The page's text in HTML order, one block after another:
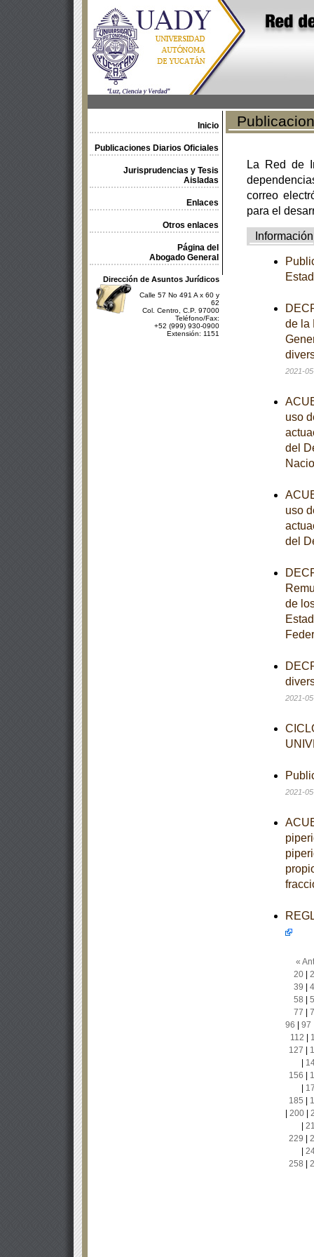
Inicio
Publicaciones Diarios Oficiales
Jurisprudencias y Tesis
Aisladas
Enlaces
Otros enlaces
Página del
Abogado General
Dirección de Asuntos Jurídicos
Calle 57 No 491 A x 60 y
62
Col. Centro, C.P. 97000
Teléfono/Fax:
+52 (999) 930-0900
Extensión: 1151
La Red de
correo
para el
Información
de la
2021-
uso
del
uso
del
de
2021-
2021-
«
20|
39
58
77
96
97
112
127
156
185
200|
229
258